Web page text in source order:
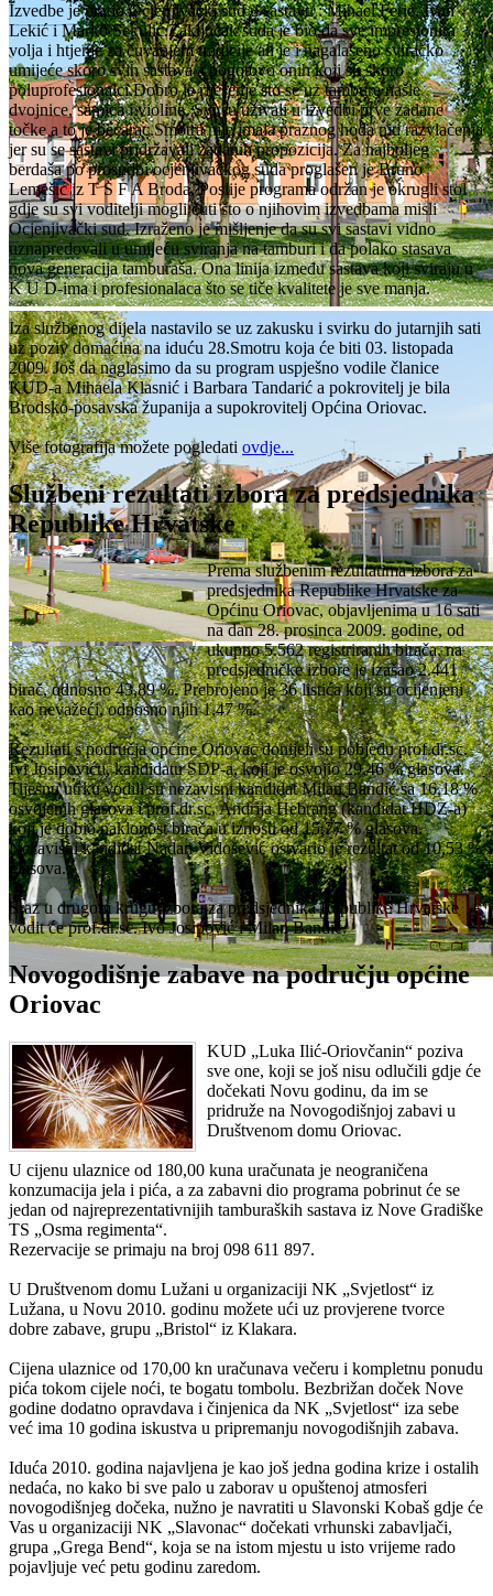
Izvedbe je pratio Ocjenjivački sud u sastavu : Mihael Ferić, Ivan
Lekić i Marko Sekulić.Zaključak suda je bio da sve impresionira
volja i htjenje za čuvanjem tradicije ali je i nagalašeno sviračko
umijeće skoro svih sastava a pogotovo onih koji su skoro
poluprofesionalci.Dobro je riješenje što se uz tambure našle
dvojnice, samica i violine. Svi su uživali u izvedbi prve zadane
točke a to je bećarac.Smotra nije imala praznog hoda niti razvlačenja
jer su se sastavi pridržavali zadanih propozicija. Za najboljeg
berdaša po prosudbi ocjenjivačkog suda proglašen je Bruno
Lemešić iz T S F A Broda. Poslije programa održan je okrugli stol
gdje su svi voditelji mogli čuti što o njihovim izvedbama misli
Ocjenjivački sud. Izraženo je mišljenje da su svi sastavi vidno
uznapredovali u umijeću sviranja na tamburi i da polako stasava
nova generacija tamburaša. Ona linija između sastava koji sviraju u
K U D-ima i profesionalaca što se tiče kvalitete je sve manja.
Iza službenog dijela nastavilo se uz zakusku i svirku do jutarnjih sati
uz poziv domaćina na iduću 28.Smotru koja će biti 03. listopada
2009. Još da naglasimo da su program uspješno vodile članice
KUD-a Mihaela Klasnić i Barbara Tandarić a pokrovitelj je bila
Brodsko-posavska županija a supokrovitelj Općina Oriovac.
Više fotografija možete pogledati ovdje...
Službeni rezultati izbora za predsjednika
Republike Hrvatske
Prema službenim rezultatima izbora za
predsjednika Republike Hrvatske za
Općinu Oriovac, objavljenima u 16 sati
na dan 28. prosinca 2009. godine, od
ukupno 5.562 registriranih birača, na
predsjedničke izbore je izašao 2.441
birač, odnosno 43,89 %. Prebrojeno je 36 listića koji su ocijenjeni
kao nevažeći, odnosno njih 1,47 %.
Rezultati s područja općine Oriovac donijeli su pobjedu prof.dr.sc.
Ivi Josipoviću, kandidatu SDP-a, koji je osvojio 29,46 % glasova.
Tijesnu utrku vodili su nezavisni kandidat Milan Bandić sa 16,18 %
osvojenih glasova i prof.dr.sc. Andrija Hebrang (kandidat HDZ-a)
koji je dobio naklonost birača u iznosu od 15,77 % glasova.
Nezavisni kandidat Nadan Vidošević ostvario je rezultat od 10,53 %
glasova.
Sraz u drugom krugu izbora za predsjednika Republike Hrvatske
vodit će prof.dr.sc. Ivo Josipović i Milan Bandić.
Novogodišnje zabave na području općine
Oriovac
KUD „Luka Ilić-Oriovčanin“ poziva
sve one, koji se još nisu odlučili gdje će
dočekati Novu godinu, da im se
pridruže na Novogodišnjoj zabavi u
Društvenom domu Oriovac.
U cijenu ulaznice od 180,00 kuna uračunata je neograničena
konzumacija jela i pića, a za zabavni dio programa pobrinut će se
jedan od najreprezentativnijih tamburaških sastava iz Nove Gradiške
TS „Osma regimenta“.
Rezervacije se primaju na broj 098 611 897.
U Društvenom domu Lužani u organizaciji NK „Svjetlost“ iz
Lužana, u Novu 2010. godinu možete ući uz provjerene tvorce
dobre zabave, grupu „Bristol“ iz Klakara.
Cijena ulaznice od 170,00 kn uračunava večeru i kompletnu ponudu
pića tokom cijele noći, te bogatu tombolu. Bezbrižan doček Nove
godine dodatno opravdava i činjenica da NK „Svjetlost“ iza sebe
već ima 10 godina iskustva u pripremanju novogodišnjih zabava.
Iduća 2010. godina najavljena je kao još jedna godina krize i ostalih
nedaća, no kako bi sve palo u zaborav u opuštenoj atmosferi
novogodišnjeg dočeka, nužno je navratiti u Slavonski Kobaš gdje će
Vas u organizaciji NK „Slavonac“ dočekati vrhunski zabavljači,
grupa „Grega Bend“, koja se na istom mjestu u isto vrijeme rado
pojavljuje već petu godinu zaredom.